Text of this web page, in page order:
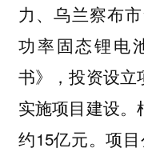
力、乌兰察布
功率固态锂电
书》，投资设立
实施项目建设
约15亿元。项